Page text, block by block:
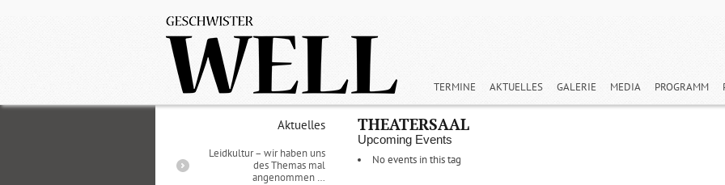
TERMINE AKTUELLES GALERIE MEDIA PROGRAMM
THEATERSAAL
Upcoming Events
No events in this tag
Aktuelles
Leidkultur – wir haben uns
des Themas mal
angenommen …